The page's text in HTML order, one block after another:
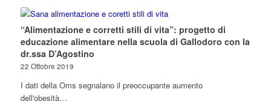
“Alimentazione e corretti stili di vita”: progetto di
educazione alimentare nella scuola di Gallodoro con la
dr.ssa D’Agostino
22 Ottobre 2019
I dati della Oms segnalano il preoccupante aumento
dell'obesità…